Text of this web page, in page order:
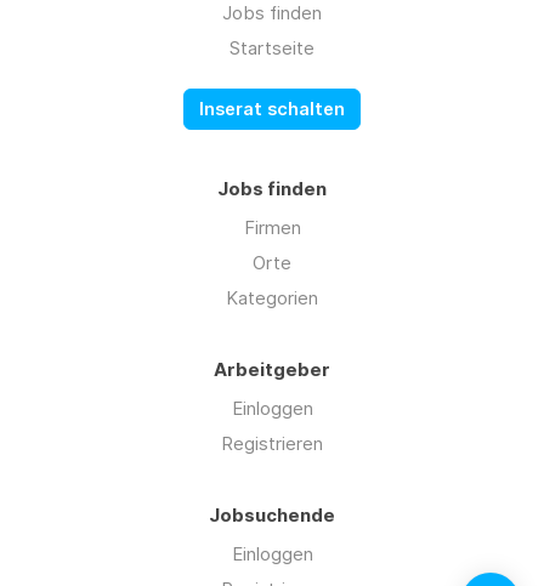
Jobs finden
Startseite
Inserat schalten
Jobs finden
Firmen
Orte
Kategorien
Arbeitgeber
Einloggen
Registrieren
Jobsuchende
Einloggen